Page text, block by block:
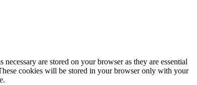
are stored on your browser as they are essential
cookies will be stored in your browser only with your